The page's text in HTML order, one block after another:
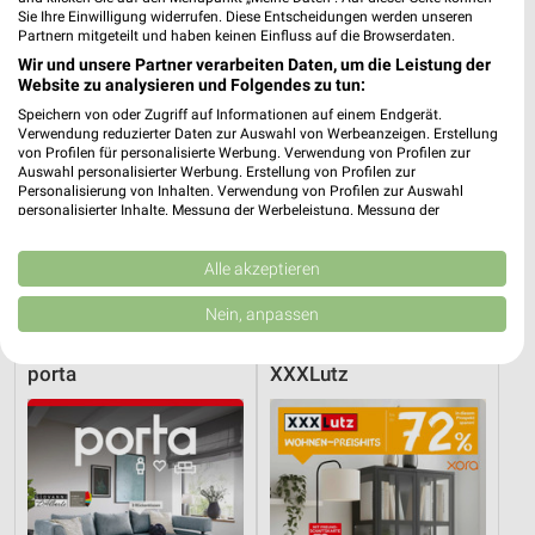
9,2 km
Angebote ab 03.08. Gartenmöbel 2026
Gültig 2026
porta XXXLutz
Sie Ihre Einwilligung widerrufen. Diese Entscheidungen werden unseren
Partnern mitgeteilt und haben keinen Einfluss auf die Browserdaten.
Wir und unsere Partner verarbeiten Daten, um die Leistung der
Website zu analysieren und Folgendes zu tun:
Speichern von oder Zugriff auf Informationen auf einem Endgerät.
Verwendung reduzierter Daten zur Auswahl von Werbeanzeigen. Erstellung
von Profilen für personalisierte Werbung. Verwendung von Profilen zur
Auswahl personalisierter Werbung. Erstellung von Profilen zur
Personalisierung von Inhalten. Verwendung von Profilen zur Auswahl
personalisierter Inhalte. Messung der Werbeleistung. Messung der
Kombinationen von Daten aus verschiedenen Quellen. Entwicklung und
Verbesserung der Angebote. Verwendung reduzierter Daten zur Auswahl
von Inhalten.
Daten können außerhalb der Europäischen Union weitergegeben und in die
USA gesendet werden.
Website/App.
Partnerliste anzeigen (1 IAB-Anbieter)
Wir nutzen Ihre Daten für folgende Zwecke:
IAB-Verarbeitungszwecke:
Speichern von oder Zugriff auf Informationen
auf einem Endgerät
Alle akzeptieren
Nein, anpassen